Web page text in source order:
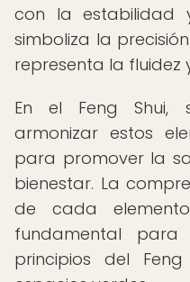
con la estabilidad
simboliza la
representa la fluidez
En el Feng Shui,
armonizar estos
para promover la
bienestar. La
de cada
fundamental
principios del